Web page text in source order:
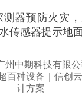
器预防火灾
传感器提示地